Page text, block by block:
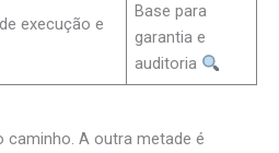
execução e
Base para
garantia e
auditoria
caminho. A outra metade é